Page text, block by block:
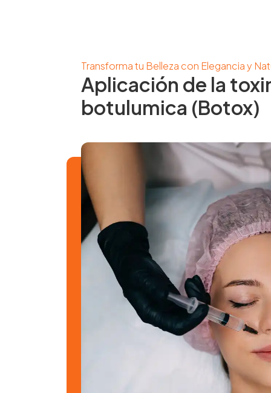
Transforma tu Belleza con Elegancia y
Aplicación de la
botulumica (Botox)